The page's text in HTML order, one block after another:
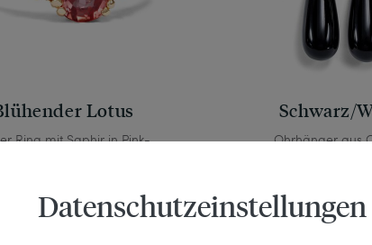
Lotus
Ring mit Saphir in Pink-
1.890,00 €
Schwarz/
Ohrhänger aus
980,00 €
Datenschutzeinstellungen